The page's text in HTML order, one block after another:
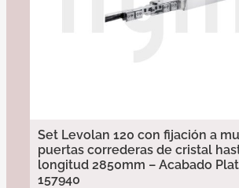
Set Levolan 120 con fijación a
puertas correderas de cristal
longitud 2850mm – Acabado
157940